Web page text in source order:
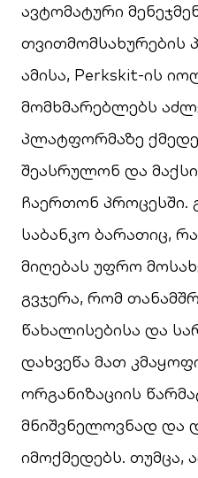
ავტომატური
თვითმომსახურების
ამისა, Perkskit-ის
მომხმარებლებს
პლატფორმაზე
შეასრულონ და
ჩაერთონ პროცესში.
საბანკო ბარათიც,
მიღებას უფრო
გვჯერა, რომ
წახალისებისა და
დახვეწა მათ
ორგანიზაციის
მნიშვნელოვნად და
იმოქმედებს. თუმცა,